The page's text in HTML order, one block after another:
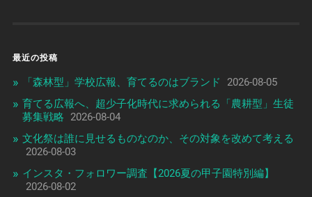
最近の投稿
「森林型」学校広報、育てるのはブランド
2026-08-05
育てる広報へ、超少子化時代に求められる「農耕型」生徒
募集戦略
2026-08-04
文化祭は誰に見せるものなのか、その対象を改めて考える
2026-08-03
インスタ・フォロワー調査【2026夏の甲子園特別編】
2026-08-02